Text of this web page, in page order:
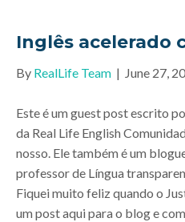
Inglês acelerado
By RealLife Team | June 27,
Este é um guest post escrito
da Real Life English
nosso. Ele também é um
professor de Língua
Fiquei muito feliz quando o
um post aqui para o blog e